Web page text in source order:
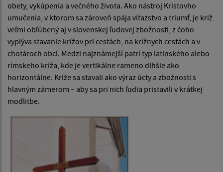
obety, vykúpenia a večného života. Ako nástroj Kristovho
umučenia, v ktorom sa zároveň spája víťazstvo a triumf, je kríž
veľmi obľúbený aj v slovenskej ľudovej zbožnosti, z čoho
vyplýva stavanie krížov pri cestách, na krížnych cestách a v
chotároch obcí. Medzi najznámejší patrí typ latinského alebo
rímskeho kríža, kde je vertikálne rameno dlhšie ako
horizontálne. Kríže sa stavali ako výraz úcty a zbožnosti s
hlavným zámerom – aby sa pri nich ľudia pristavili v krátkej
modlitbe.